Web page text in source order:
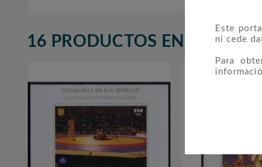
Este
ni cede
Para
16 PRODUCTOS EN LA